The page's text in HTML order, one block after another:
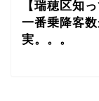
【瑞穂区知
一番乗降客
実。。。